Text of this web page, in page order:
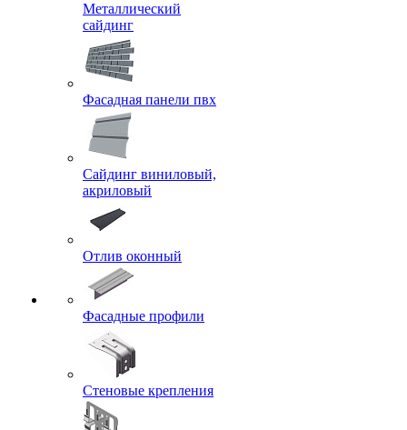
Металлический
сайдинг
Фасадная панели пвх
Сайдинг виниловый,
акриловый
Отлив оконный
Фасадные профили
Стеновые крепления